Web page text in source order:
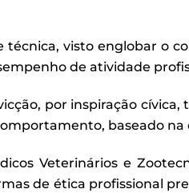
visto englobar o
de atividade
por inspiração
baseado
Veterinários e
de ética profissional